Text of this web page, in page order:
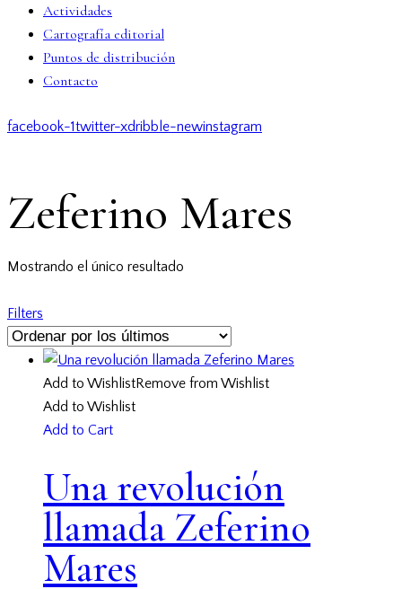
Actividades
Cartografía editorial
Puntos de distribución
Contacto
facebook-1twitter-xdribble-newinstagram
Zeferino Mares
Mostrando el único resultado
Filters
Add to WishlistRemove from Wishlist
Add to Wishlist
Add to Cart
Una revolución
llamada Zeferino
Mares